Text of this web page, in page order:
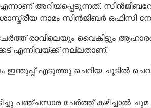
അറിയപ്പെടുന്നത്.
നാമം സിൻജിബർ ഒഫിസി
രാവിലെയും വൈകിട്ടും
എന്നിവയ്ക്ക് നല്ലതാണ്.
ഇന്തുപ്പ് എടുത്തു ചെറിയ ചൂടിൽ
പഞ്ചസാര ചേർത്ത് കഴിച്ചാൽ ചുമ